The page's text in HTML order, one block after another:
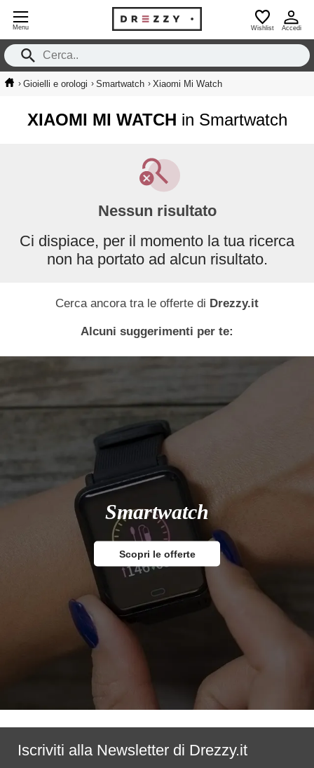
Menu Wishlist Accedi
› Gioielli e orologi › Smartwatch › Xiaomi Mi Watch
XIAOMI MI WATCH in Smartwatch
Nessun risultato
Ci dispiace, per il momento la tua ricerca
non ha portato ad alcun risultato.
Cerca ancora tra le offerte di Drezzy.it
Alcuni suggerimenti per te:
Smartwatch
Scopri le offerte
Iscriviti alla Newsletter di Drezzy.it